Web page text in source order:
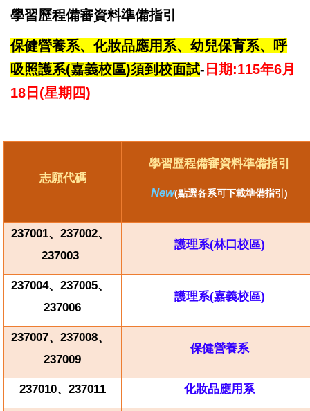
學習歷程備審資料準備指引
保健營養系、化妝品應用系、幼兒保育系、呼
吸照護系(嘉義校區)須到校面試- 日期:115年6月
18日(星期四)
志願代碼
學習歷程備審資料準備指引
New(點選各系可下載準備指引)
237001、237002、
237003
護理系(林口校區)
237004、237005、
237006
護理系(嘉義校區)
237007、237008、
237009
保健營養系
237010、237011 化妝品應用系